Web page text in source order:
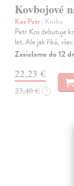
Kovbojové
Kos Petr| Kniha
Petr Kos debutuje
let. Ale jak říká,
Zasielame do 12
22,23 €
23,40 € ?